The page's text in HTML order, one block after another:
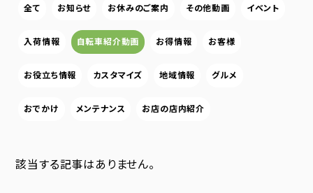
全て お知らせ お休みのご案内 その他動画 イベント
入荷情報 自転車紹介動画 お得情報 お客様
お役立ち情報 カスタマイズ 地域情報 グルメ
おでかけ メンテナンス お店の店内紹介
該当する記事はありません。